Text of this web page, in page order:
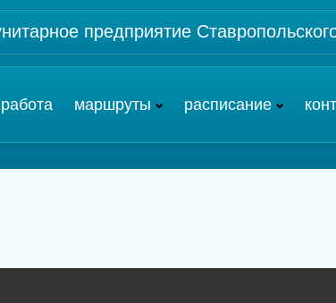
предприятие
работа маршруты расписание